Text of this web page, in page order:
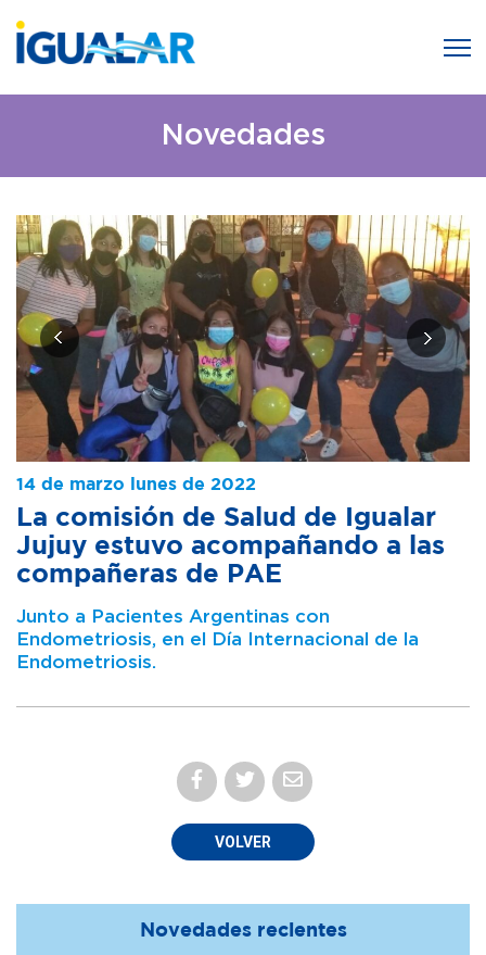
Novedades
14 de marzo lunes de 2022
La comisión de Salud de Igualar
Jujuy estuvo acompañando a las
compañeras de PAE
Junto a Pacientes Argentinas con
Endometriosis, en el Día Internacional de la
Endometriosis.
VOLVER
Novedades recientes